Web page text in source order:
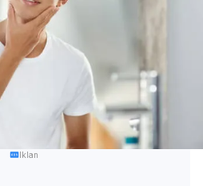
Iklan